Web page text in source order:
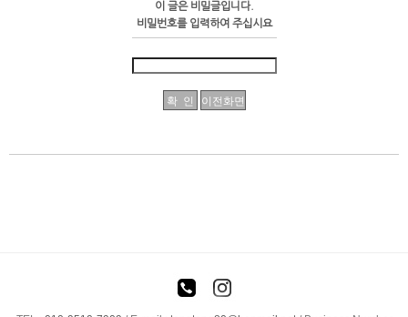
이 글은 비밀글입니다.
비밀번호를 입력하여 주십시요